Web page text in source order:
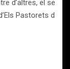
d’altres, el setè
Pastorets de